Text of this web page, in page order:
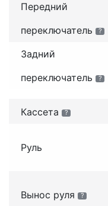
Передний
переключатель
?
Задний
переключатель
?
Кассета ?
Руль
Вынос руля ?